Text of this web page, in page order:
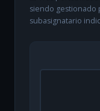
siendo gestionado
subasignatario